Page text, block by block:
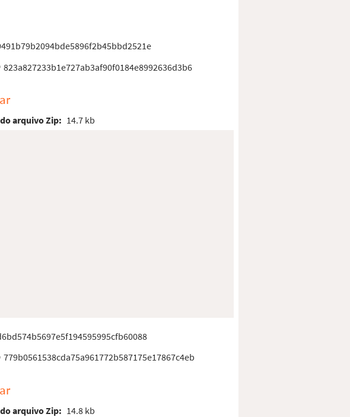
823a827233b1e727ab3af90f0184e8992636d3b6
arquivo Zip: 14.7 kb
779b0561538cda75a961772b587175e17867c4eb
arquivo Zip: 14.8 kb